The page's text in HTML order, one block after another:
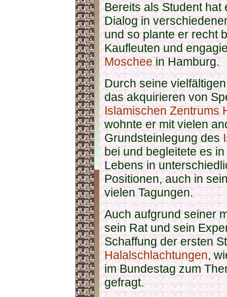
Bereits als Student
Dialog in
und so plante er recht
Kaufleuten und
Moscheein Hamburg.
Durch seine
das akquirieren von
Islamischen Zentrums
wohnte er mit vielen
Grundsteinlegung des
bei und begleitete es
Lebens in
Positionen, auch in
vielen Tagungen.
Auch aufgrund seiner
sein Rat und sein
Schaffung der ersten
Halalschlachtungen,
im Bundestag zum
gefragt.